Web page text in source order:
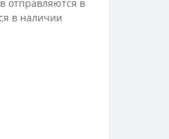
отправляются в
в наличии